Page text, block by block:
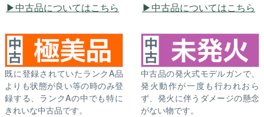
中古品についてはこちら 中古品についてはこちら
既に登録されていたランクA品
よりも状態が良い等の時のみ登
録する、ランクAの中でも特に
きれいな中古品です。
中古品の発火式モデルガンで、
発火動作が一度も行われおら
ず、発火に伴うダメージの懸念
がない物です。